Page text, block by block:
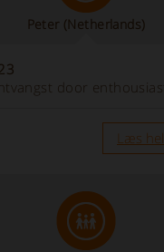
Peter (Netherlands)
door
Læs